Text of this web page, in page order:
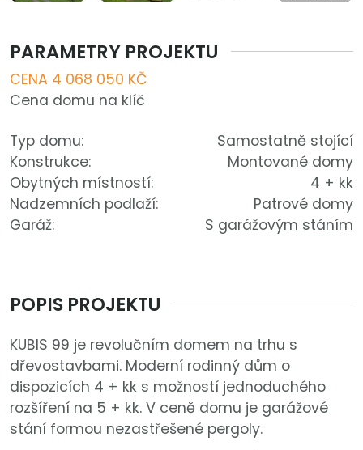
PARAMETRY PROJEKTU
CENA 4 068 050 KČ
Cena domu na klíč
Typ domu:
Samostatně stojící
Konstrukce:
Montované domy
Obytných místností:
4 + kk
Nadzemních podlaží:
Patrové domy
Garáž:
S garážovým stáním
POPIS PROJEKTU
KUBIS 99 je revolučním domem na trhu s
dřevostavbami. Moderní rodinný dům o
dispozicích 4 + kk s možností jednoduchého
rozšíření na 5 + kk. V ceně domu je garážové
stání formou nezastřešené pergoly.